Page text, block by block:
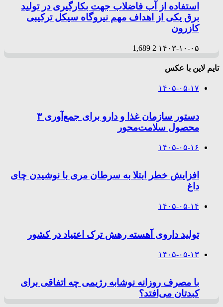
استفاده از آب فاضلاب جهت بکارگیری در تولید
برق یکی از اهداف مهم نیروگاه سیکل ترکیبی
کازرون
۱۴۰۳-۱۰-۰۵ 2
1,689
تایم لاین با عکس
۱۴۰۵-۰۵-۱۷
دستور سازمان غذا و دارو برای جمع‌آوری ۳
محصول سلامت‌محور
۱۴۰۵-۰۵-۱۶
افزایش خطر ابتلا به سرطان مری با نوشیدن چای
داغ
۱۴۰۵-۰۵-۱۴
تولید داروی آهسته رهش ترک اعتیاد در کشور
۱۴۰۵-۰۵-۱۳
با مصرف روزانه نوشابه رژیمی چه اتفاقی برای
کبدتان می‌افتد؟